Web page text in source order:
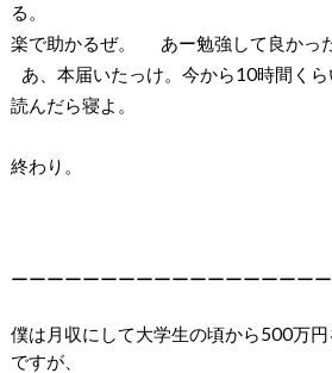
る。
楽で助かるぜ。 あー勉強して良かっ
あ、本届いたっけ。今から10時間くら
読んだら寝よ。
終わり。
ーーーーーーーーーーーーーーーーー
僕は月収にして大学生の頃から500万円
ですが、